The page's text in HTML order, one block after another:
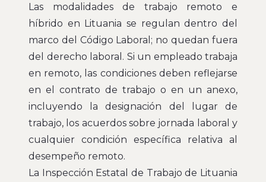
Las modalidades de trabajo remoto e
híbrido en Lituania se regulan dentro del
marco del Código Laboral; no quedan fuera
del derecho laboral. Si un empleado trabaja
en remoto, las condiciones deben reflejarse
en el contrato de trabajo o en un anexo,
incluyendo la designación del lugar de
trabajo, los acuerdos sobre jornada laboral y
cualquier condición específica relativa al
desempeño remoto.
La Inspección Estatal de Trabajo de Lituania